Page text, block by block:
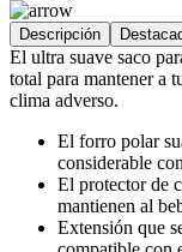
Descripción
El ultra suave saco
total para mantener a
clima adverso.
El forro polar
considerable
El protector de
mantienen al
Extensión que